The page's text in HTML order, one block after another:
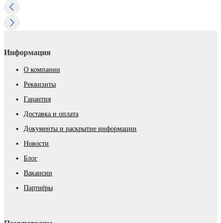
Информация
О компании
Реквизиты
Гарантия
Доставка и оплата
Документы и раскрытие информации
Новости
Блог
Вакансии
Партнёры